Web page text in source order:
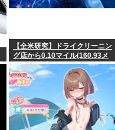
【全米研究】ドライクリーニン
グ店から0.10マイル(160.93メ
ートル)以内に住んでいる人は、
4~5マイル離れた場所に住んで
いる人に比べて、歩行障害を伴
うパーキンソン病になる確率が
23%高い